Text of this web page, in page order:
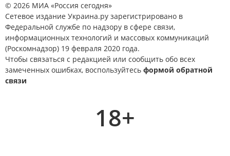
© 2026 МИА «Россия сегодня»
Сетевое издание Украина.ру зарегистрировано в
Федеральной службе по надзору в сфере связи,
информационных технологий и массовых коммуникаций
(Роскомнадзор) 19 февраля 2020 года.
Чтобы связаться с редакцией или сообщить обо всех
замеченных ошибках, воспользуйтесь формой обратной
связи
18+